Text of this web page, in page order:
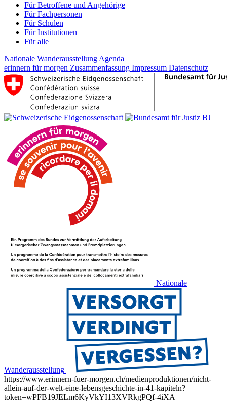
Für Betroffene und Angehörige
Für Fachpersonen
Für Schulen
Für Institutionen
Für alle
Nationale Wanderausstellung Agenda
erinnern für morgen Zusammenfassung Impressum Datenschutz
Nationale
Wanderausstellung
https://www.erinnern-fuer-morgen.ch/medienproduktionen/nicht-
allein-auf-der-welt-eine-lebensgeschichte-in-41-kapiteln?
token=wPFB19JELm6KyVkYI13XVRkgPQf-4iXA